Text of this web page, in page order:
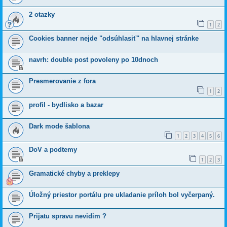
2 otazky
1 2
Cookies banner nejde "odsúhlasiť" na hlavnej stránke
navrh: double post povoleny po 10dnoch
Presmerovanie z fora
1 2
profil - bydlisko a bazar
Dark mode šablona
1 2 3 4 5 6
DoV a podtemy
1 2 3
Gramatické chyby a preklepy
Úložný priestor portálu pre ukladanie príloh bol vyčerpaný.
Prijatu spravu nevidim ?